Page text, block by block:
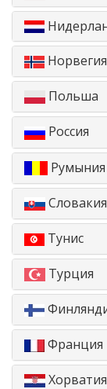
Норвегия
Польша
Россия
Румыния
Словакия
Тунис
Турция
Франция
Хорватия